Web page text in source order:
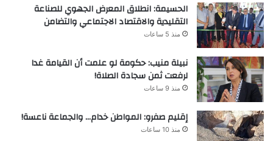
الحسيمة: انطلاق المعرض الجهوي للصناعة
التقليدية والاقتصاد الاجتماعي والتضامن
منذ 5 ساعات
نبيلة منيب: حكومة لو علمت أن القيامة غدا
لرفعت ثمن سجادة الصلاة!
منذ 9 ساعات
إقليم صفرو: المواطن خدام… والجماعة ناعسة!
منذ 10 ساعات